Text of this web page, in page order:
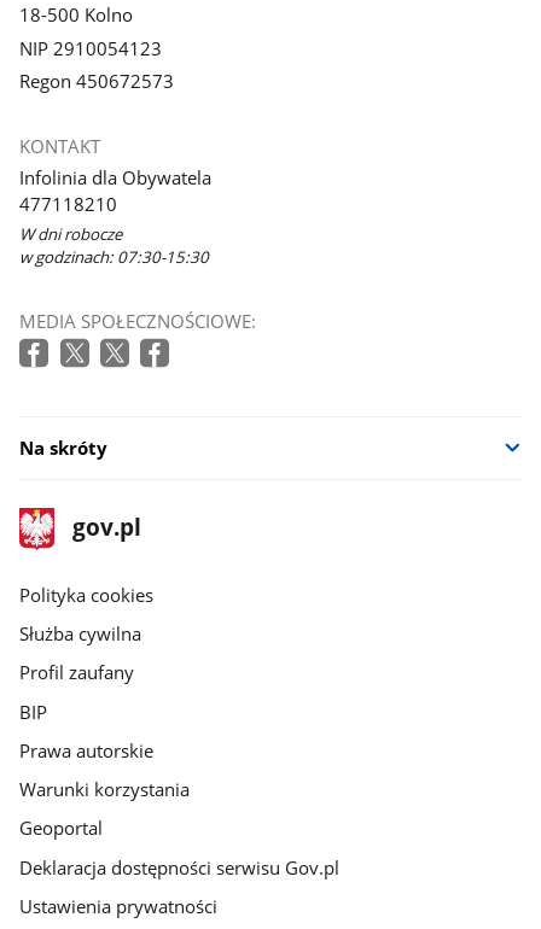
18-500 Kolno
NIP 2910054123
Regon 450672573
KONTAKT
Infolinia dla Obywatela
477118210
W dni robocze
w godzinach: 07:30-15:30
MEDIA SPOŁECZNOŚCIOWE:
Na skróty
stopka
gov.pl
Strona
gov.pl
gov.pl
Polityka cookies
Służba cywilna
Profil zaufany
BIP
Prawa autorskie
Warunki korzystania
Geoportal
Deklaracja dostępności serwisu Gov.pl
Ustawienia prywatności